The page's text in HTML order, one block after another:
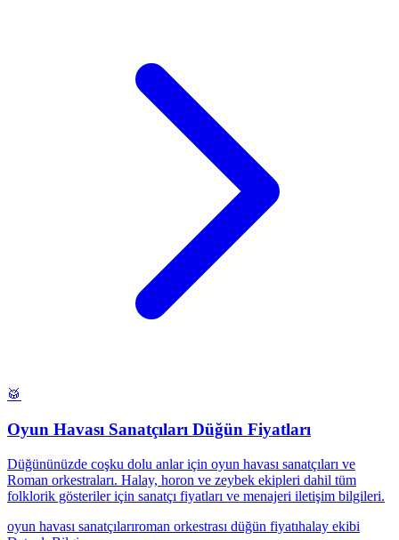
🥁
Oyun Havası Sanatçıları Düğün Fiyatları
Düğününüzde coşku dolu anlar için oyun havası sanatçıları ve
Roman orkestraları. Halay, horon ve zeybek ekipleri dahil tüm
folklorik gösteriler için sanatçı fiyatları ve menajeri iletişim bilgileri.
oyun havası sanatçılarıroman orkestrası düğün fiyatıhalay ekibi